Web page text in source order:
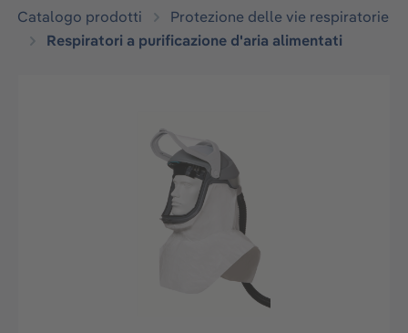
Catalogo prodotti
Protezione delle vie respiratorie
Respiratori a purificazione d'aria alimentati